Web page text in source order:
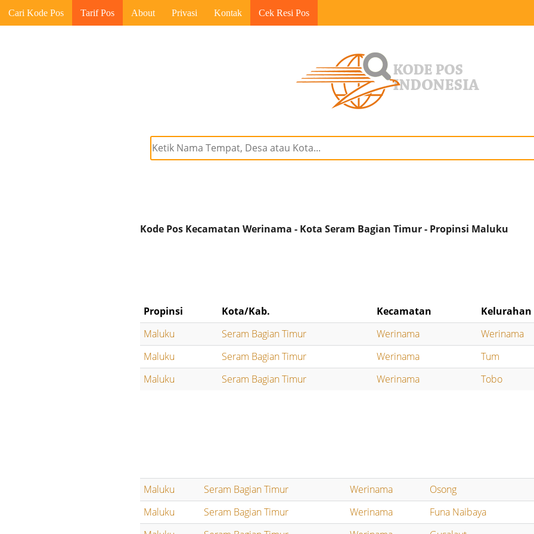
Cari Kode Pos Tarif Pos About Privasi Kontak Cek Resi Pos
Kode Pos Kecamatan Werinama - Kota Seram Bagian Timur - Propinsi Maluku
Propinsi Kota/Kab. Kecamatan
Kelurahan
Maluku
Seram Bagian Timur Werinama
Werinama
Maluku
Seram Bagian Timur Werinama
Tum
Maluku
Seram Bagian Timur Werinama Tobo
Maluku Seram Bagian Timur Werinama
Osong
Maluku
Seram Bagian Timur Werinama
Funa Naibaya